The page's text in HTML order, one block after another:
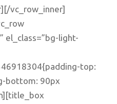
vc_row_inner]
el_class=”bg-light-
top:
bottom: 90px